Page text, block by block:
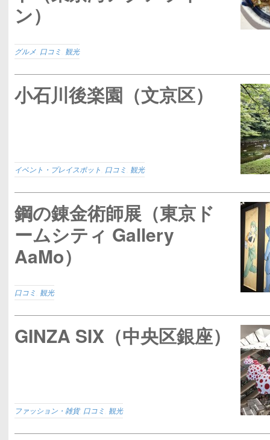
ン）
グルメ 口コミ 観光
小石川後楽園（文京区）
イベント・プレイスポット 口コミ 観光
鋼の錬金術師展（東京ド
ームシティ Gallery
AaMo）
口コミ 観光
GINZA SIX（中央区銀座）
ファッション・雑貨, 口コミ 観光